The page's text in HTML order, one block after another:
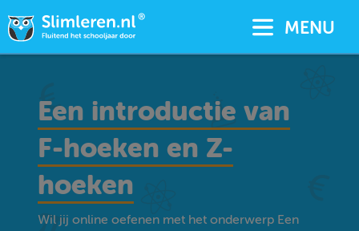
MENU
Een introductie van
F-hoeken en Z-
hoeken
Wil jij online oefenen met het onderwerp Een